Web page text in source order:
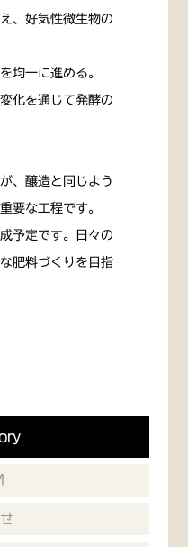
、好気性微生物の
均一に進める。
化を通じて発酵の
、醸造と同じよう
要な工程です。
予定です。日々の
肥料づくりを目指